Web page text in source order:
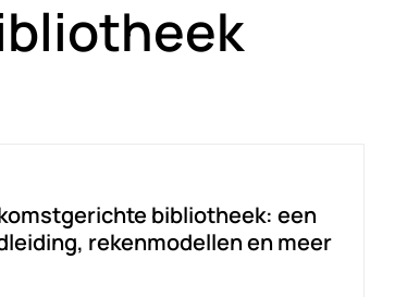
bibliotheek: een
rekenmodellen en meer